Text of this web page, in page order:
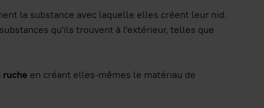
la substance avec laquelle elles créent leur nid.
qu'ils trouvent à l'extérieur, telles que
ruche en créant elles-mêmes le matériau de